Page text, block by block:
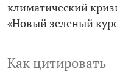
Как цитировать
климатический
«Новый зеленый